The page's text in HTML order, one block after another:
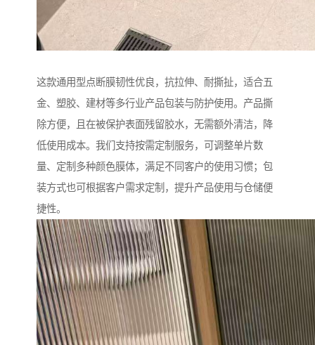
这款通用型点断膜韧性优良，抗拉伸、耐撕扯，适合五
金、塑胶、建材等多行业产品包装与防护使用。产品撕
除方便，且在被保护表面残留胶水，无需额外清洁，降
低使用成本。我们支持按需定制服务，可调整单片数
量、定制多种颜色膜体，满足不同客户的使用习惯；包
装方式也可根据客户需求定制，提升产品使用与仓储便
捷性。